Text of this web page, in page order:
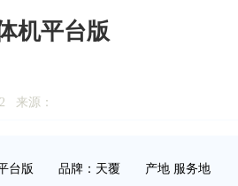
机平台版
来源：
机平台版 品牌：天覆 产地 服务地